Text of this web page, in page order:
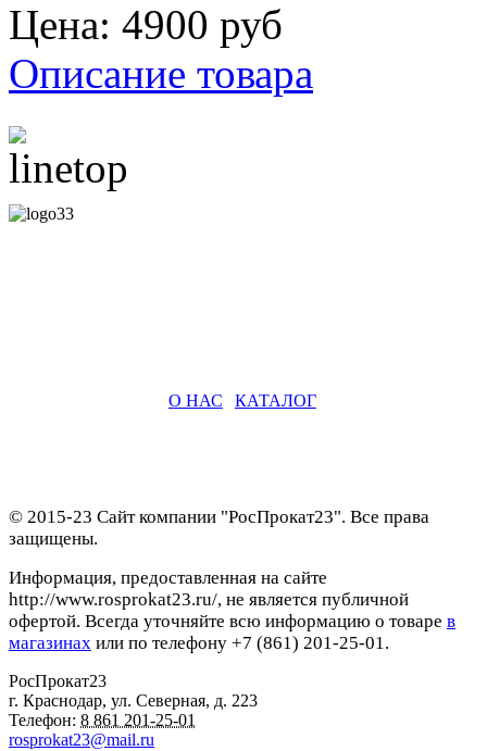
Цена: 4900 руб
Описание товара
О НАС КАТАЛОГ
© 2015-23 Сайт компании "РосПрокат23". Все права
защищены.
Информация, предоставленная на сайте
http://www.rosprokat23.ru/, не является публичной
офертой. Всегда уточняйте всю информацию о товаре в
магазинах или по телефону +7 (861) 201-25-01.
РосПрокат23
г. Краснодар, ул. Северная, д. 223
Телефон: 8 861 201-25-01
rosprokat23@mail.ru